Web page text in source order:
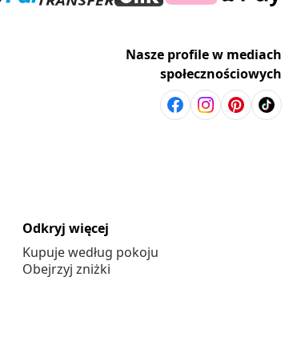
Nasze profile w mediach
społecznościowych
Odkryj więcej
Kupuje według pokoju
Obejrzyj zniżki